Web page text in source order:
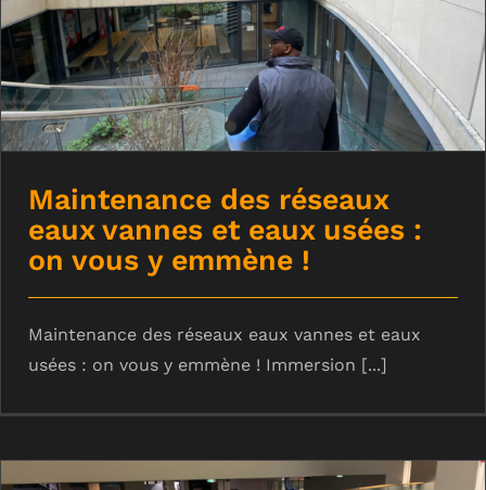
Maintenance des réseaux eaux vannes
et eaux usées : on vous y emmène !
Maintenance des réseaux
eaux vannes et eaux usées :
on vous y emmène !
Maintenance des réseaux eaux vannes et eaux
usées : on vous y emmène ! Immersion [...]